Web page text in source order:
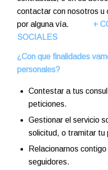
contactar con nosotros u
por alguna vía. +
SOCIALES
¿Con que finalidades
personales?
Contestar a tus
peticiones.
Gestionar el servicio
solicitud, o tramitar tu
Relacionarnos
seguidores.